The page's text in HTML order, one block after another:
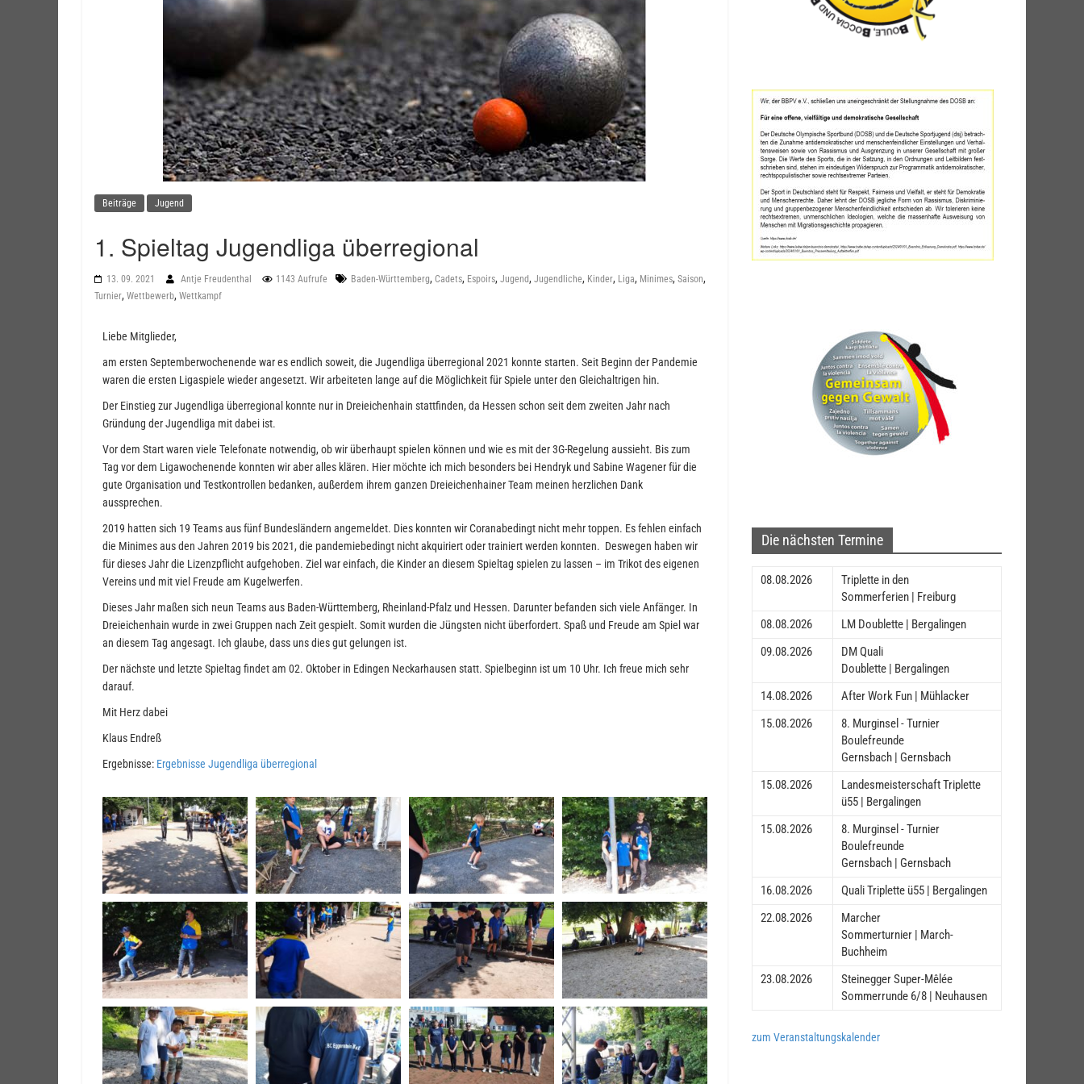
Beiträge Jugend
1. Spieltag Jugendliga überregional
13. 09. 2021 Antje Freudenthal 1143 Aufrufe Baden-Württemberg, Cadets, Espoirs, Jugend, Jugendliche, Kinder, Liga, Minimes, Saison,
Turnier, Wettbewerb, Wettkampf
Liebe Mitglieder,
am ersten Septemberwochenende war es endlich soweit, die Jugendliga überregional 2021 konnte starten. Seit Beginn der Pandemie
waren die ersten Ligaspiele wieder angesetzt. Wir arbeiteten lange auf die Möglichkeit für Spiele unter den Gleichaltrigen hin.
Der Einstieg zur Jugendliga überregional konnte nur in Dreieichenhain stattfinden, da Hessen schon seit dem zweiten Jahr nach
Gründung der Jugendliga mit dabei ist.
Vor dem Start waren viele Telefonate notwendig, ob wir überhaupt spielen können und wie es mit der 3G-Regelung aussieht. Bis zum
Tag vor dem Ligawochenende konnten wir aber alles klären. Hier möchte ich mich besonders bei Hendryk und Sabine Wagener für die
gute Organisation und Testkontrollen bedanken, außerdem ihrem ganzen Dreieichenhainer Team meinen herzlichen Dank
aussprechen.
2019 hatten sich 19 Teams aus fünf Bundesländern angemeldet. Dies konnten wir Coranabedingt nicht mehr toppen. Es fehlen einfach
die Minimes aus den Jahren 2019 bis 2021, die pandemiebedingt nicht akquiriert oder trainiert werden konnten. Deswegen haben wir
für dieses Jahr die Lizenzpflicht aufgehoben. Ziel war einfach, die Kinder an diesem Spieltag spielen zu lassen – im Trikot des eigenen
Vereins und mit viel Freude am Kugelwerfen.
Dieses Jahr maßen sich neun Teams aus Baden-Württemberg, Rheinland-Pfalz und Hessen. Darunter befanden sich viele Anfänger. In
Dreieichenhain wurde in zwei Gruppen nach Zeit gespielt. Somit wurden die Jüngsten nicht überfordert. Spaß und Freude am Spiel war
an diesem Tag angesagt. Ich glaube, dass uns dies gut gelungen ist.
Der nächste und letzte Spieltag findet am 02. Oktober in Edingen Neckarhausen statt. Spielbeginn ist um 10 Uhr. Ich freue mich sehr
darauf.
Mit Herz dabei
Klaus Endreß
Ergebnisse: Ergebnisse Jugendliga überregional
Die nächsten Termine
08.08.2026
Triplette in den
Sommerferien | Freiburg
08.08.2026
LM Doublette | Bergalingen
09.08.2026
DM Quali
Doublette | Bergalingen
14.08.2026
After Work Fun | Mühlacker
15.08.2026
8. Murginsel - Turnier
Boulefreunde
Gernsbach | Gernsbach
15.08.2026
Landesmeisterschaft Triplette
ü55 | Bergalingen
15.08.2026
8. Murginsel - Turnier
Boulefreunde
Gernsbach | Gernsbach
16.08.2026
Quali Triplette ü55 | Bergalingen
22.08.2026
Marcher
Sommerturnier | March-
Buchheim
23.08.2026
Steinegger Super-Mêlée
Sommerrunde 6/8 | Neuhausen
zum Veranstaltungskalender